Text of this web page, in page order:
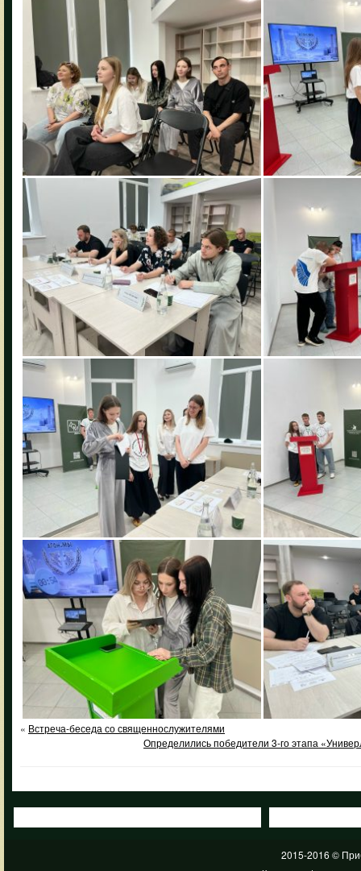
« Встреча-беседа со священнослужителями
Определились победители 3-го этапа
2015-2016 ©